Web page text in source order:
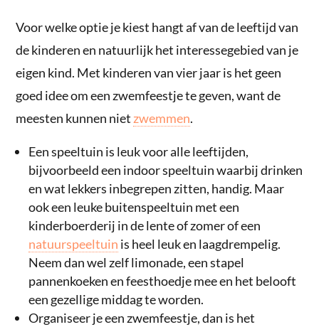
Voor welke optie je kiest hangt af van de leeftijd van
de kinderen en natuurlijk het interessegebied van je
eigen kind. Met kinderen van vier jaar is het geen
goed idee om een zwemfeestje te geven, want de
meesten kunnen niet zwemmen.
Een speeltuin is leuk voor alle leeftijden,
bijvoorbeeld een indoor speeltuin waarbij drinken
en wat lekkers inbegrepen zitten, handig. Maar
ook een leuke buitenspeeltuin met een
kinderboerderij in de lente of zomer of een
natuurspeeltuin is heel leuk en laagdrempelig.
Neem dan wel zelf limonade, een stapel
pannenkoeken en feesthoedje mee en het belooft
een gezellige middag te worden.
Organiseer je een zwemfeestje, dan is het